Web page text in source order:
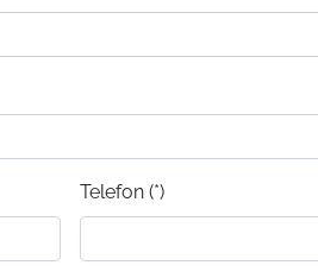
Telefon (*)